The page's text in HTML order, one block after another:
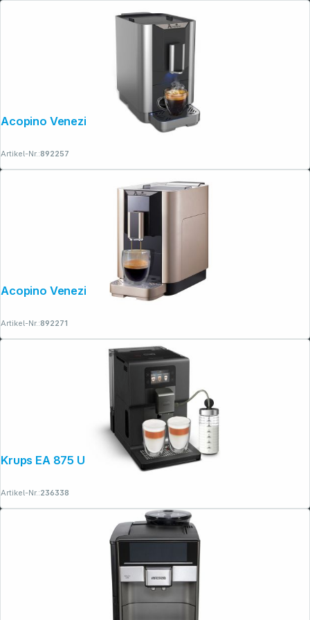
Acopino Venezia anthrazit
Artikel-Nr.:892257
Acopino Venezia champagner
Artikel-Nr.:892271
Krups EA 875 U Intuition Preference+
Artikel-Nr.:236338
Folgen Sie uns auf